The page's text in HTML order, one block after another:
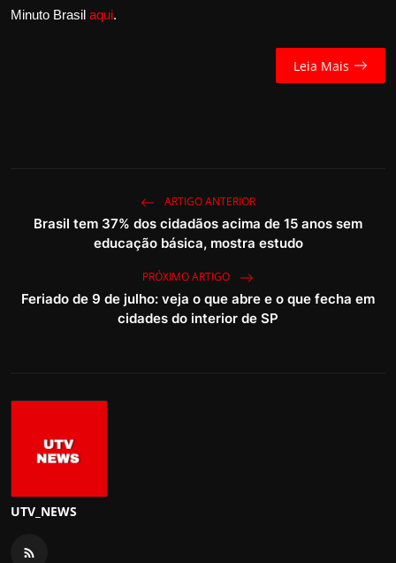
Saúde
Minuto Brasil aqui.
Leia Mais
ARTIGO ANTERIOR
Brasil tem 37% dos cidadãos acima de 15 anos sem
educação básica, mostra estudo
PRÓXIMO ARTIGO
Feriado de 9 de julho: veja o que abre e o que fecha em
cidades do interior de SP
UTV_NEWS